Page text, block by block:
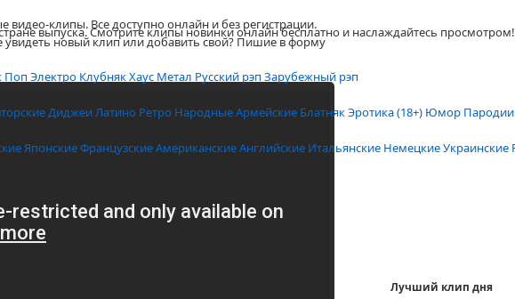
выпуска. Смотрите клипы новинки онлайн бесплатно и наслаждайтесь просмотром!
Поп Электро КлубнякХаус Метал Русский рэп Зарубежный рэп
ДиджеиЛатино Ретро НародныеАрмейские БлатнякЭротика (18+) Юмор Пародии
ЯпонскиеФранцузскиеАмериканскиеАнглийские Итальянские НемецкиеУкраинские
клипы. Все доступно онлайн и без регистрации.
увидеть новый клип или добавить свой? Пишие в форму
Лучший клип дня